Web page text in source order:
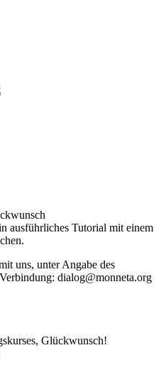
ausführliches Tutorial mit einem
uns, unter Angabe des
dialog@monneta.org
Glückwunsch!